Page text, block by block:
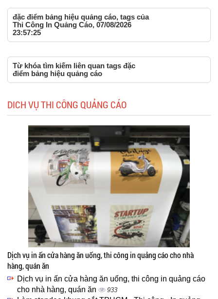
đặc điểm bảng hiệu quảng cáo, tags của
Thi Công In Quảng Cáo, 07/08/2026
23:57:25
Từ khóa tìm kiếm liên quan tags đặc
điểm bảng hiệu quảng cáo
DICH VỤ THI CÔNG QUẢNG CÁO
Dịch vụ in ấn cửa hàng ăn uống, thi công in quảng cáo cho nhà
hàng, quán ăn
Dịch vụ in ấn cửa hàng ăn uống, thi công in quảng cáo
cho nhà hàng, quán ăn
933